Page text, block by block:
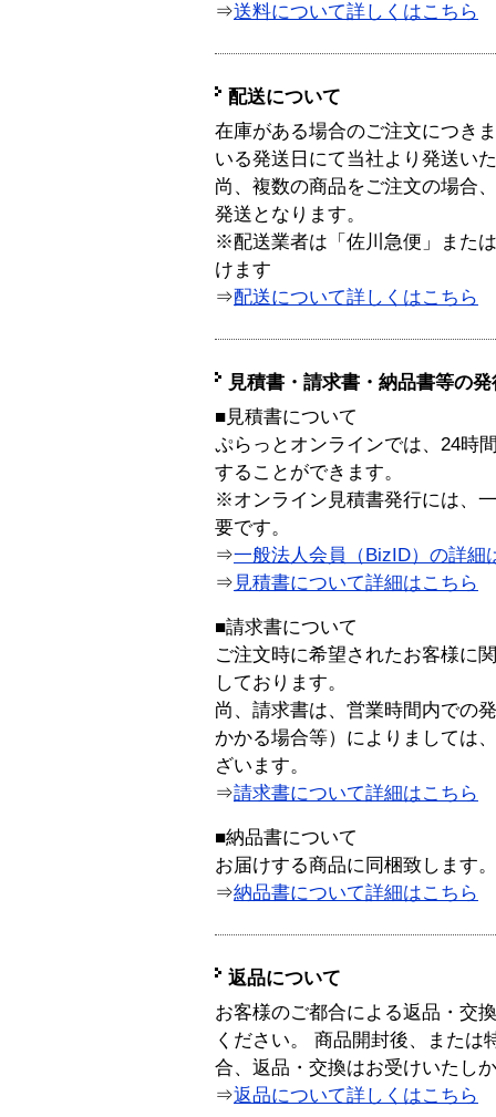
⇒送料について詳しくはこちら
配送について
在庫がある場合のご注文につき
いる発送日にて当社より発送い
尚、複数の商品をご注文の場合
発送となります。
※配送業者は「佐川急便」また
けます
⇒配送について詳しくはこちら
見積書・請求書・納品書等の
■見積書について
ぷらっとオンラインでは、24時
することができます。
※オンライン見積書発行には、
要です。
⇒一般法人会員（BizID）の詳細
⇒ 見積書について詳細はこちら
■請求書について
ご注文時に希望されたお客様に
しております。
尚、請求書は、営業時間内での
かかる場合等）によりましては
ざいます。
⇒請求書について詳細はこちら
■納品書について
お届けする商品に同梱致します。
⇒納品書について詳細はこちら
返品について
お客様のご都合による返品・交
ください。 商品開封後、または
合、返品・交換はお受けいたし
⇒返品について詳しくはこちら